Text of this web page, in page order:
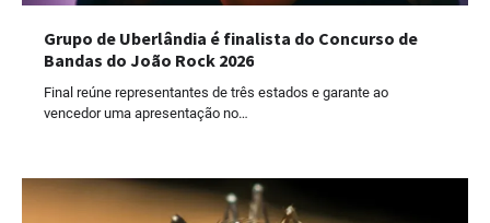
Grupo de Uberlândia é finalista do Concurso de
Bandas do João Rock 2026
Final reúne representantes de três estados e garante ao
vencedor uma apresentação no…